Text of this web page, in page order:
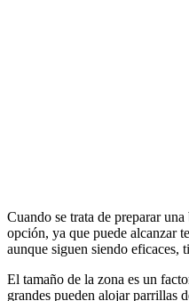
Cuando se trata de preparar
opción, ya que puede alcanzar
aunque siguen siendo eficaces,
El tamaño de la zona es un
grandes pueden alojar parrillas